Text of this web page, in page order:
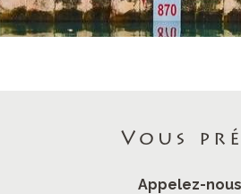
Vous
Appelez-